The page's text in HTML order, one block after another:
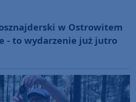
w Ostrowitem
- to wydarzenie już jutro